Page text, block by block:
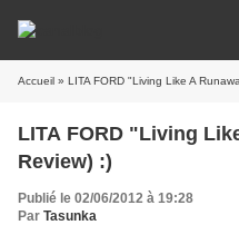
Accueil » LITA FORD "Living Like A
LITA FORD "Living
Review) :)
Publié le 02/06/2012 à 19:28
Par Tasunka